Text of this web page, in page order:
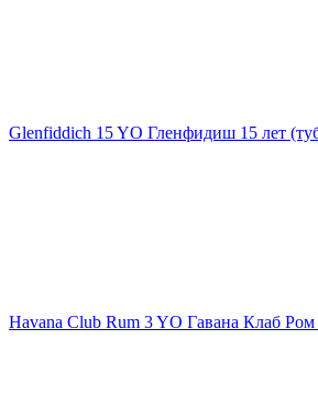
Glenfiddich 15 YO Гленфидиш 15 лет
Havana Club Rum 3 YO Гавана Клаб